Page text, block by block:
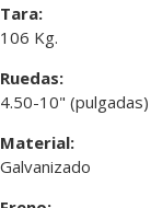
Tara:
106 Kg.
Ruedas:
4.50-10" (pulgadas)
Material:
Galvanizado